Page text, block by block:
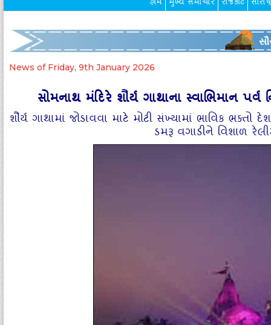
હોમ મુખ્ય સમાચાર રાજકોટ
News of Friday, 9th January 2026
સોમનાથ મંદિરે શૌર્ય ગાથાના સ્વાભિમાન
શૌર્ય ગાથામાં જોડાવવા માટે મોટી સંખ્યામાં ભાવિક
ડમરૂ વગાડીને વિશાળ